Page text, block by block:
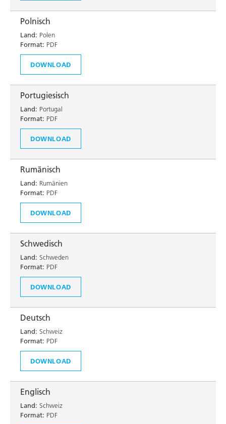
Polnisch
Land: Polen
Format: PDF
DOWNLOAD
Portugiesisch
Land: Portugal
Format: PDF
DOWNLOAD
Rumänisch
Land: Rumänien
Format: PDF
DOWNLOAD
Schwedisch
Land: Schweden
Format: PDF
DOWNLOAD
Deutsch
Land: Schweiz
Format: PDF
DOWNLOAD
Englisch
Land: Schweiz
Format: PDF